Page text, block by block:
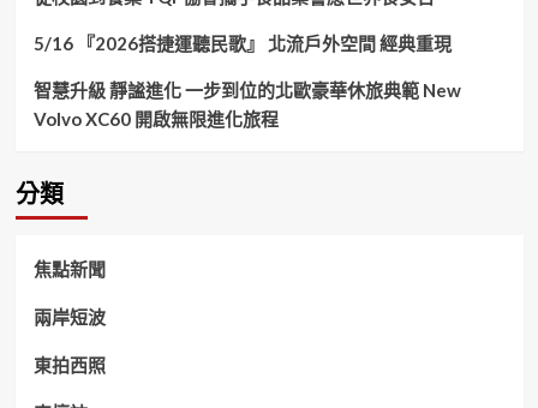
5/16 『2026搭捷運聽民歌』 北流戶外空間 經典重現
智慧升級 靜謐進化 一步到位的北歐豪華休旅典範 New
Volvo XC60 開啟無限進化旅程
分類
焦點新聞
兩岸短波
東拍西照